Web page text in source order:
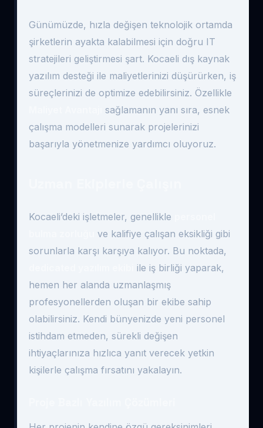
Günümüzde, hızla değişen teknolojik ortamda
şirketlerin ayakta kalabilmesi için doğru IT
stratejileri geliştirmesi şart. Kocaeli dış kaynak
yazılım desteği ile maliyetlerinizi düşürürken, iş
süreçlerinizi de optimize edebilirsiniz. Özellikle
sağlamanın yanı sıra, esnek
çalışma modelleri sunarak projelerinizi
başarıyla yönetmenize yardımcı oluyoruz.
Kocaeli’deki işletmeler, genellikle
ve kalifiye çalışan eksikliği gibi
sorunlarla karşı karşıya kalıyor. Bu noktada,
ile iş birliği yaparak,
hemen her alanda uzmanlaşmış
profesyonellerden oluşan bir ekibe sahip
olabilirsiniz. Kendi bünyenizde yeni personel
istihdam etmeden, sürekli değişen
ihtiyaçlarınıza hızlıca yanıt verecek yetkin
kişilerle çalışma fırsatını yakalayın.